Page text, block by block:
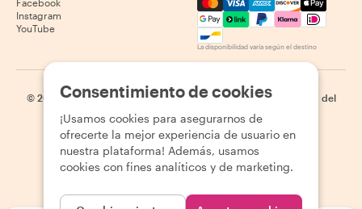
Facebook
Instagram
YouTube
La disponibilidad varía según el destino
© 2026 Withlocals.com | Política de privacidad | Cookies
Mapa del
Consentimiento de cookies
¡Usamos cookies para asegurarnos de
ofrecerte la mejor experiencia de usuario en
nuestra plataforma! Además, usamos
cookies con fines analíticos y de marketing.